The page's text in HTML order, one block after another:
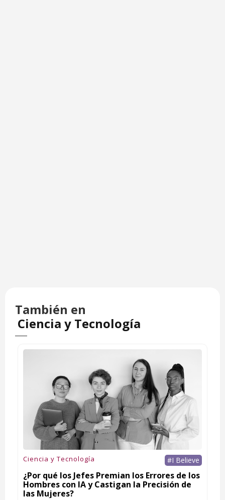
También en
Ciencia y Tecnología
Ciencia y Tecnología #I Believe
¿Por qué los Jefes Premian los Errores de los
Hombres con IA y Castigan la Precisión de
las Mujeres?